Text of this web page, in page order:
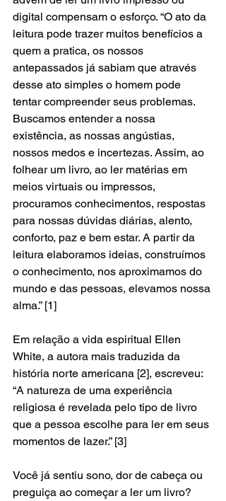
digital compensam o esforço. “O ato da
leitura pode trazer muitos benefícios a
quem a pratica, os nossos
antepassados já sabiam que através
desse ato simples o homem pode
tentar compreender seus problemas.
Buscamos entender a nossa
existência, as nossas angústias,
nossos medos e incertezas. Assim, ao
folhear um livro, ao ler matérias em
meios virtuais ou impressos,
procuramos conhecimentos, respostas
para nossas dúvidas diárias, alento,
conforto, paz e bem estar. A partir da
leitura elaboramos ideias, construímos
o conhecimento, nos aproximamos do
mundo e das pessoas, elevamos nossa
alma.” [1]
Em relação a vida espiritual Ellen
White, a autora mais traduzida da
história norte americana [2], escreveu:
“A natureza de uma experiência
religiosa é revelada pelo tipo de livro
que a pessoa escolhe para ler em seus
momentos de lazer.” [3]
Você já sentiu sono, dor de cabeça ou
preguiça ao começar a ler um livro?